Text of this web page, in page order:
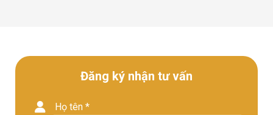
Đăng ký nhận tư vấn